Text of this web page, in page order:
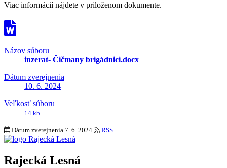
Viac informácií nájdete v priloženom dokumente.
Názov súboru
inzerat- Čičmany brigádnici.docx
Dátum zverejnenia
10. 6. 2024
Veľkosť súboru
14 kb
Dátum zverejnenia 7. 6. 2024 RSS
Rajecká Lesná